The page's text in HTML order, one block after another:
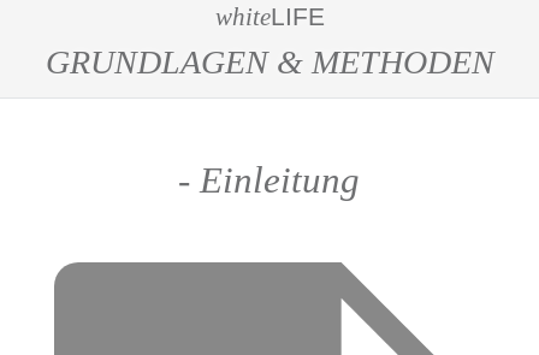
whiteLIFE
GRUNDLAGEN & METHODEN
- Einleitung